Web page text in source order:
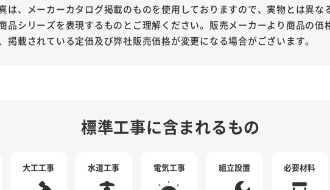
は、メーカーカタログ掲載のものを使用しておりますので、実物とは異な
品シリーズを表現するものとご理解ください。販売メーカーより商品の価
掲載されている定価及び弊社販売価格が変更になる場合がございます。
標準工事に含まれるもの
大工工事 水道工事 電気工事 組立設置 必要材料